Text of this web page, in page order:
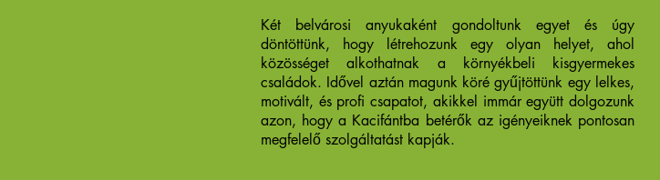
Két belvárosi anyukaként gondoltunk egyet és úgy
döntöttünk, hogy létrehozunk egy olyan helyet, ahol
közösséget alkothatnak a környékbeli kisgyermekes
családok. Idővel aztán magunk köré gyűjtöttünk egy lelkes,
motivált, és profi csapatot, akikkel immár együtt dolgozunk
azon, hogy a Kacifántba betérők az igényeiknek pontosan
megfelelő szolgáltatást kapják.